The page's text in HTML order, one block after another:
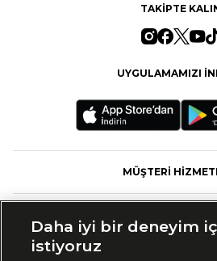
TAKİPTE
UYGULAMAMIZI
MÜŞTERİ
Daha iyi bir deneyim
istiyoruz